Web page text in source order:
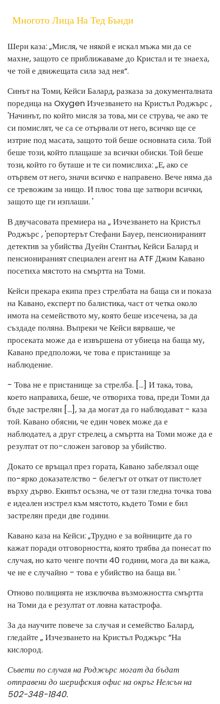
Многото Лица На Тед Бънди
Шери каза: „Мисля, че някой е искал мъжа ми да се
махне, защото се приближаваме до Кристал и те знаеха,
че той е движещата сила зад нея“.
Синът на Томи, Кейси Балард, разказа за документалната
поредица на Oxygen Изчезването на Кристъл Роджърс ,
'Начинът, по който мисля за това, ми се струва, че ако те
си помислят, че са се отървали от него, всичко ще се
изтрие под масата, защото той беше основната сила. Той
беше този, който плащаше за всички обиски. Той беше
този, който го буташе и те си помислиха: „Е, ако се
отървем от него, значи всичко е направено. Вече няма да
се тревожим за нищо. И плюс това ще затвори всички,
защото ще ги изплаши. '
В двучасовата премиера на „ Изчезването на Кристъл
Роджърс , 'репортерът Стефани Бауер, пенсионираният
детектив за убийства Дуейн Стантън, Кейси Балард и
пенсионираният специален агент на ATF Джим Кавано
посетиха мястото на смъртта на Томи.
Кейси прекара екипа през стрелбата на баща си и показа
на Кавано, експерт по балистика, част от четка около
имота на семейството му, която беше изсечена, за да
създаде поляна. Въпреки че Кейси вярваше, че
просеката може да е извършена от убиеца на баща му,
Кавано предположи, че това е пристанище за
наблюдение.
- Това не е пристанище за стрелба. [...] И така, това,
което направиха, беше, че отвориха това, преди Томи да
бъде застрелян [...], за да могат да го наблюдават - каза
той. Кавано обясни, че един човек може да е
наблюдател, а друг стрелец, а смъртта на Томи може да е
резултат от по-сложен заговор за убийство.
Докато се връщал през гората, Кавано забелязал още
по-ярко доказателство - белегът от откат от пистолет
върху дърво. Екипът осъзна, че от тази гледна точка това
е идеален изстрел към мястото, където Томи е бил
застрелян преди две години.
Кавано каза на Кейси: „Трудно е за войниците да го
кажат поради отговорността, която трябва да понесат по
случая, но като ченге почти 40 години, мога да ви кажа,
че не е случайно - това е убийство на баща ви. '
Отново полицията не изключва възможността смъртта
на Томи да е резултат от ловна катастрофа.
За да научите повече за случая и семейство Балард,
гледайте „ Изчезването на Кристъл Роджърс ”На
кислород.
Съвети по случая на Роджърс могат да бъдат
отправени до шерифския офис на окръг Нелсън на
502-348-1840.